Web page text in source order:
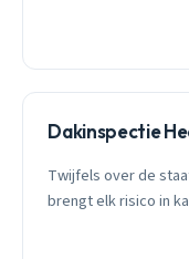
Dakinspectie
Twijfels over de
brengt elk risico in